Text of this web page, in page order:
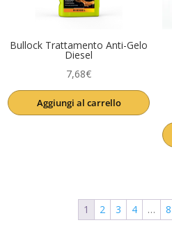
Bullock Trattamento Anti-Gelo
Diesel
7,68€
Aggiungi al carrello
1 2 3 4 … 8